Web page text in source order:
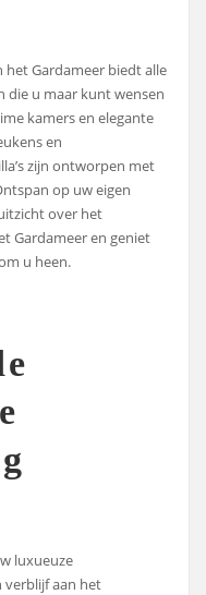
het Gardameer biedt alle
die u maar kunt wensen
kamers en elegante
en
zijn ontworpen met
op uw eigen
over het
Gardameer en geniet
u heen.
luxueuze
verblijf aan het